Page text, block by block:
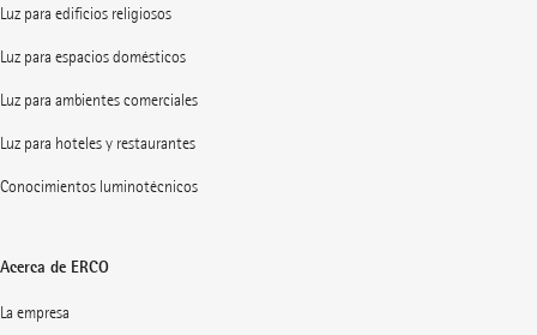
Luz para edificios religiosos
Luz para espacios domésticos
Luz para ambientes comerciales
Luz para hoteles y restaurantes
Conocimientos luminotécnicos
Acerca de ERCO
La empresa